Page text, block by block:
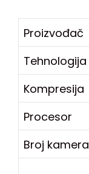
Proizvođač
Tehnologija
Kompresija
Procesor
Broj kamera